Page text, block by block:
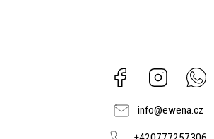
Facebook Instagram
info@ewena.cz